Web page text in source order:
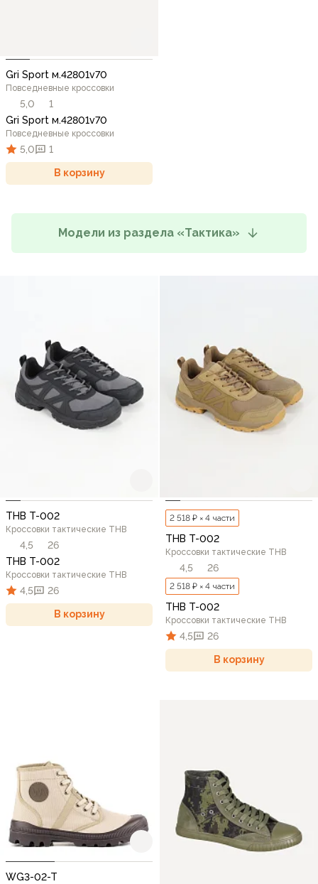
Gri Sport м.42801v70
Повседневные кроссовки
5,0
1
Gri Sport м.42801v70
Повседневные кроссовки
5,0 1
В корзину
Модели из раздела «Тактика»
THB T-002
Кроссовки тактические THB
4,5
26
THB T-002
Кроссовки тактические THB
4,5 26
В корзину
2 518 ₽ × 4 части
THB T-002
Кроссовки тактические THB
4,5 26
2 518 ₽ × 4 части
THB T-002
Кроссовки тактические THB
4,5 26
В корзину
WG3-02-T